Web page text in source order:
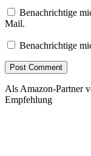
Benachrichtige
Mail.
Benachrichtige
Als Amazon-Partner
Empfehlung